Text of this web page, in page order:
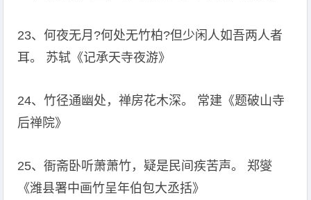
23、何夜无月?何处无竹柏?但少闲人如吾两人者
耳。 苏轼《记承天寺夜游》
24、竹径通幽处，禅房花木深。 常建《题破山寺
后禅院》
25、衙斋卧听萧萧竹，疑是民间疾苦声。 郑燮
《潍县署中画竹呈年伯包大丞括》